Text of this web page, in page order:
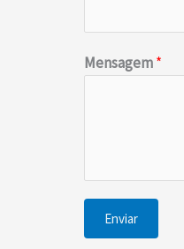
N
o
N
o
Mensagem*
Enviar